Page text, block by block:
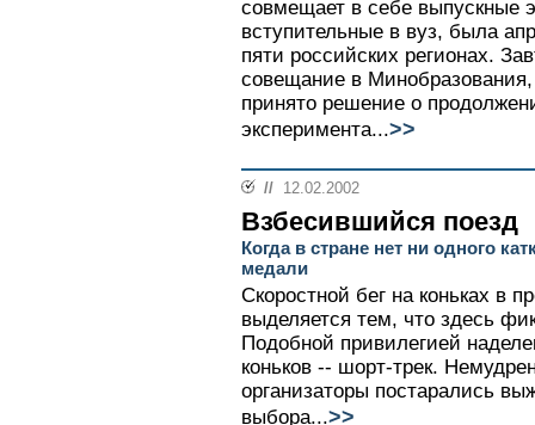
совмещает в себе выпускные
вступительные в вуз, была
пяти российских регионах.
совещание в
принято решение о
эксперимента...>>
// 12.02.2002
Взбесившийся поезд
Когда в стране нет ни одного
медали
Скоростной бег на коньках в
выделяется тем, что здесь
Подобной привилегией
коньков -- шорт-трек.
организаторы постарались
выбора...>>